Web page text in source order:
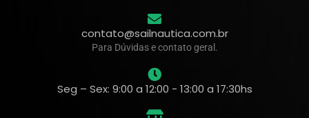
contato@sailnautica.com.br
Para Dúvidas e contato geral.
Seg – Sex: 9:00 a 12:00 - 13:00 a 17:30hs